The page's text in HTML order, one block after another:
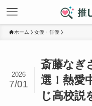
ホーム 女優・俳優
斎藤なぎ
選！熱愛
じ高校説
2026
7/01